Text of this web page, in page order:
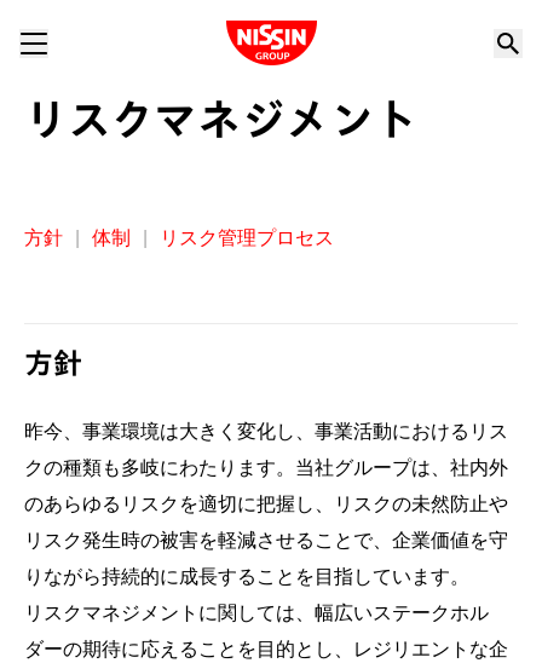
Nissin Group
リスクマネジメント
方針 | 体制 | リスク管理プロセス
方針
昨今、事業環境は大きく変化し、事業活動におけるリス
クの種類も多岐にわたります。当社グループは、社内外
のあらゆるリスクを適切に把握し、リスクの未然防止や
リスク発生時の被害を軽減させることで、企業価値を守
りながら持続的に成長することを目指しています。
リスクマネジメントに関しては、幅広いステークホル
ダーの期待に応えることを目的とし、レジリエントな企